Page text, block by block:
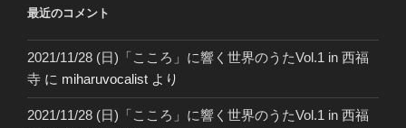
最近のコメント
2021/11/28 (日)「こころ」に響く世界のうたVol.1 in 西福
寺 に miharuvocalist より
2021/11/28 (日)「こころ」に響く世界のうたVol.1 in 西福